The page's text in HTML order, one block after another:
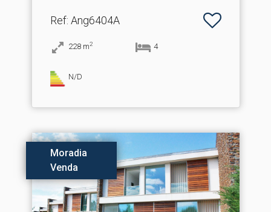
Ref: Ang6404A
228 m2 4
N/D
Moradia
Venda